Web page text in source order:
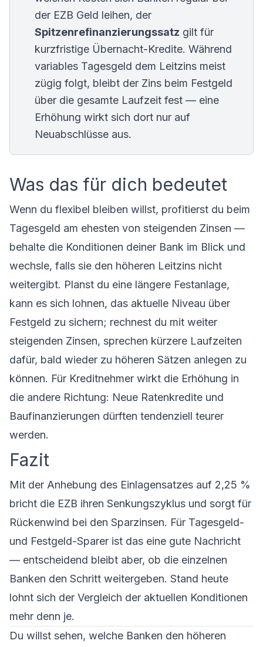
der EZB Geld leihen, der
Spitzenrefinanzierungssatz gilt für
kurzfristige Übernacht-Kredite. Während
variables Tagesgeld dem Leitzins meist
zügig folgt, bleibt der Zins beim Festgeld
über die gesamte Laufzeit fest — eine
Erhöhung wirkt sich dort nur auf
Neuabschlüsse aus.
Was das für dich bedeutet
Wenn du flexibel bleiben willst, profitierst du beim
Tagesgeld am ehesten von steigenden Zinsen —
behalte die Konditionen deiner Bank im Blick und
wechsle, falls sie den höheren Leitzins nicht
weitergibt. Planst du eine längere Festanlage,
kann es sich lohnen, das aktuelle Niveau über
Festgeld zu sichern; rechnest du mit weiter
steigenden Zinsen, sprechen kürzere Laufzeiten
dafür, bald wieder zu höheren Sätzen anlegen zu
können. Für Kreditnehmer wirkt die Erhöhung in
die andere Richtung: Neue Ratenkredite und
Baufinanzierungen dürften tendenziell teurer
werden.
Fazit
Mit der Anhebung des Einlagensatzes auf 2,25 %
bricht die EZB ihren Senkungszyklus und sorgt für
Rückenwind bei den Sparzinsen. Für Tagesgeld-
und Festgeld-Sparer ist das eine gute Nachricht
— entscheidend bleibt aber, ob die einzelnen
Banken den Schritt weitergeben. Stand heute
lohnt sich der Vergleich der aktuellen Konditionen
mehr denn je.
Du willst sehen, welche Banken den höheren